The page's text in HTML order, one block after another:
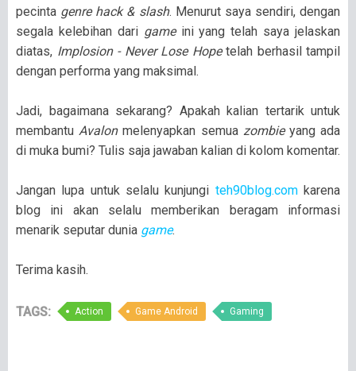
pecinta genre hack & slash. Menurut saya sendiri, dengan
segala kelebihan dari gameini yang telah saya jelaskan
diatas, Implosion - Never Lose Hopetelah berhasil tampil
dengan performa yang maksimal.
Jadi, bagaimana sekarang? Apakah kalian tertarik untuk
membantu Avalonmelenyapkan semua zombieyang ada
di muka bumi? Tulis saja jawaban kalian di kolom komentar.
Jangan lupa untuk selalu kunjungi teh90blog.comkarena
blog ini akan selalu memberikan beragam informasi
menarik seputar dunia game.
Terima kasih.
TAGS: Action Game Android Gaming